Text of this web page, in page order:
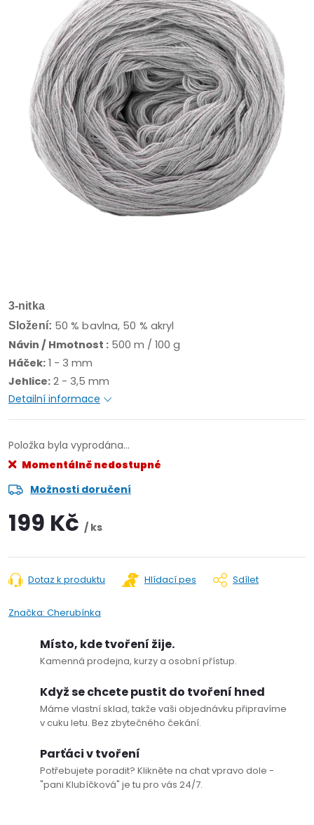
3-nitka
Složení: 50 % bavlna, 50 % akryl
Návin / Hmotnost : 500 m / 100 g
Háček: 1 - 3 mm
Jehlice: 2 - 3,5 mm
Detailní informace
Položka byla vyprodána…
Momentálně nedostupné
Možnosti doručení
199 Kč / ks
Dotaz k produktu Hlídací pes Sdílet
Značka: Cherubínka
Místo, kde tvoření žije.
Kamenná prodejna, kurzy a osobní přístup.
Když se chcete pustit do tvoření hned
Máme vlastní sklad, takže vaši objednávku připravíme
v cuku letu. Bez zbytečného čekání.
Parťáci v tvoření
Potřebujete poradit? Klikněte na chat vpravo dole -
"pani Klubíčková" je tu pro vás 24/7.